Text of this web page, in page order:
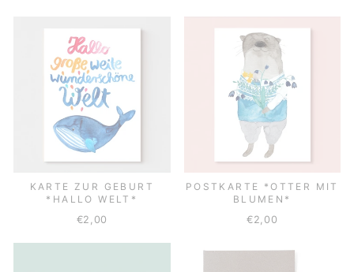
KARTE ZUR GEBURT
*HALLO WELT*
€2,00
POSTKARTE *OTTER MIT
BLUMEN*
€2,00